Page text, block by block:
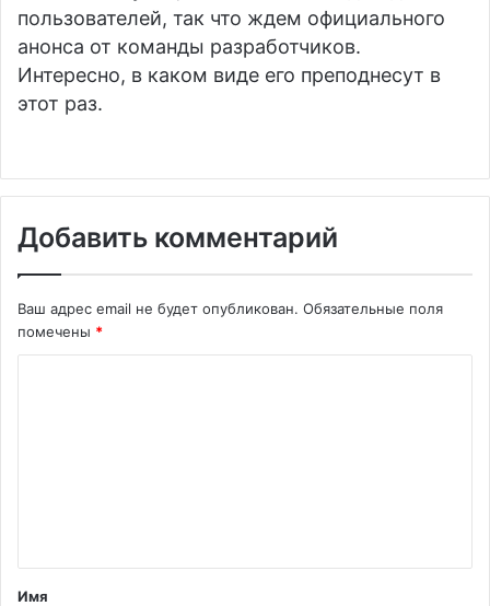
пользователей, так что ждем официального
анонса от команды разработчиков.
Интересно, в каком виде его преподнесут в
этот раз.
Добавить комментарий
Ваш адрес email не будет опубликован. Обязательные поля
помечены *
т
а
Имя